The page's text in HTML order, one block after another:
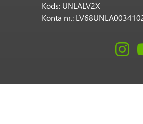
Kods: UNLALV2X
Konta nr.: